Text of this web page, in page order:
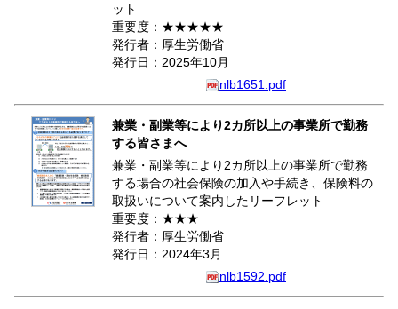
ット
重要度：★★★★★
発行者：厚生労働省
発行日：2025年10月
nlb1651.pdf
兼業・副業等により2カ所以上の事業所で勤務
する皆さまへ
兼業・副業等により2カ所以上の事業所で勤務
する場合の社会保険の加入や手続き、保険料の
取扱いについて案内したリーフレット
重要度：★★★
発行者：厚生労働省
発行日：2024年3月
nlb1592.pdf